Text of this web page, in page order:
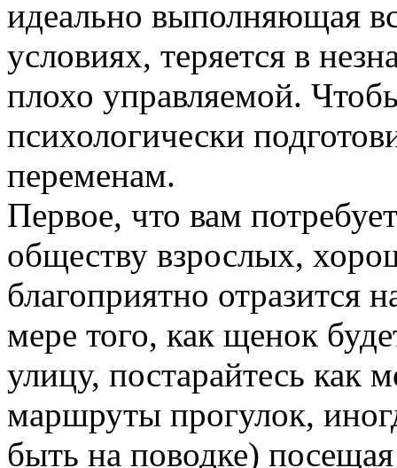
идеально выполняющая
условиях, теряется в
плохо управляемой.
психологически
переменам.
Первое, что вам
обществу взрослых,
благоприятно отразится
мере того, как щенок
улицу, постарайтесь
маршруты прогулок,
быть на поводке)